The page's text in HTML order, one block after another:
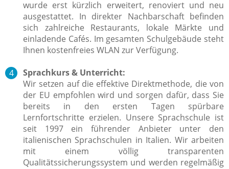
wurde erst kürzlich erweitert, renoviert und neu
ausgestattet. In direkter Nachbarschaft befinden
sich zahlreiche Restaurants, lokale Märkte und
einladende Cafés. Im gesamten Schulgebäude steht
Ihnen kostenfreies WLAN zur Verfügung.
Sprachkurs & Unterricht:
Wir setzen auf die effektive Direktmethode, die von
der EU empfohlen wird und sorgen dafür, dass Sie
bereits in den ersten Tagen spürbare
Lernfortschritte erzielen. Unsere Sprachschule ist
seit 1997 ein führender Anbieter unter den
italienischen Sprachschulen in Italien. Wir arbeiten
mit einem völlig transparenten
Qualitätssicherungssystem und werden regelmäßig